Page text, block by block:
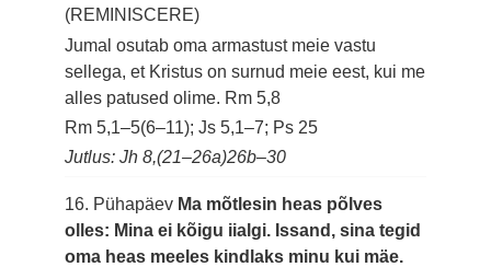
(REMINISCERE)
Jumal osutab oma armastust meie vastu
sellega, et Kristus on surnud meie eest, kui me
alles patused olime. Rm 5,8
Rm 5,1–5(6–11); Js 5,1–7; Ps 25
Jutlus: Jh 8,(21–26a)26b–30
16. Pühapäev Ma mõtlesin heas põlves
olles: Mina ei kõigu iialgi. Issand, sina tegid
oma heas meeles kindlaks minu kui mäe.